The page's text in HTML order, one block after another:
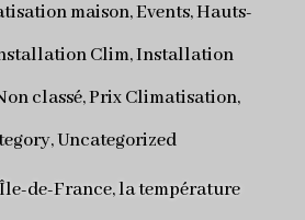
maison,Events,Hauts-
Clim,Installation
classé,Prix Climatisation,
,Uncategorized
de-France, la température